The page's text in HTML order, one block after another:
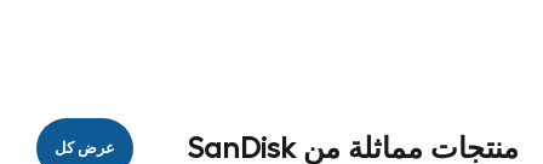
منتجات مماثلة من SanDisk عرض كل